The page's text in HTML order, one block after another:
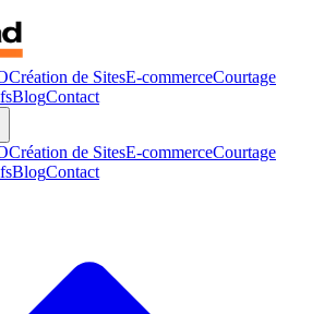
Création de SitesE-commerceCourtage
BlogContact
Création de SitesE-commerceCourtage
BlogContact